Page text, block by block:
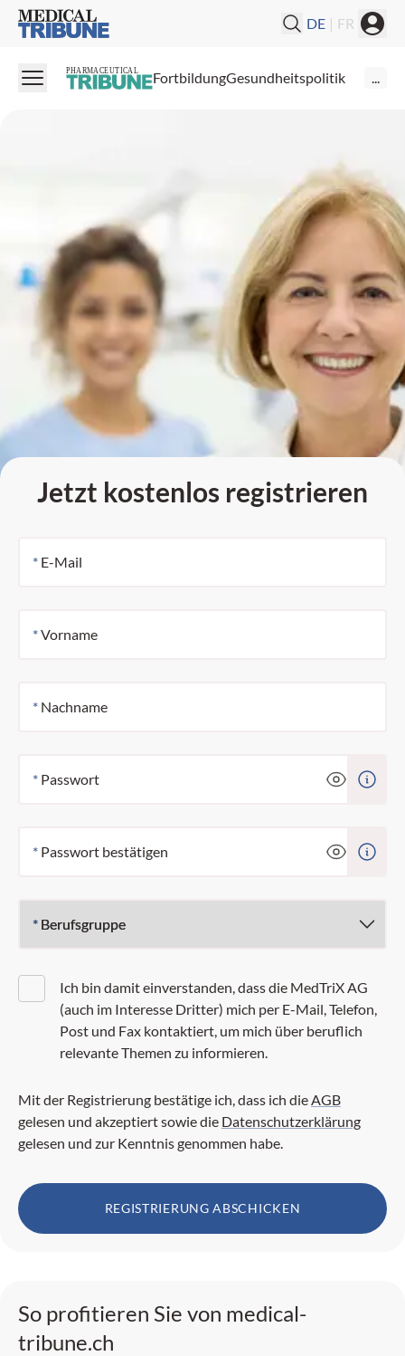
Medical Tribune DE | FR
PHARMACEUTICAL FortbildungGesundheitspolitik ...
Jetzt kostenlos registrieren
* E-Mail
*Vorname
* Nachname
* Passwort
* Passwort bestätigen
* Berufsgruppe
Ich bin damit einverstanden, dass die MedTriX AG
(auch im Interesse Dritter) mich per E-Mail, Telefon,
Post und Fax kontaktiert, um mich über beruflich
relevante Themen zu informieren.
Mit der Registrierung bestätige ich, dass ich die AGB
gelesen und akzeptiert sowie die Datenschutzerklärung
gelesen und zur Kenntnis genommen habe.
REGISTRIERUNG ABSCHICKEN
So profitieren Sie von medical-
tribune.ch